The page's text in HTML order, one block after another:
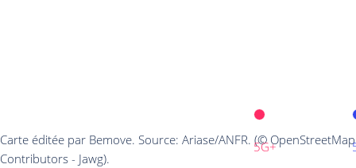
5G+
Carte éditée par Bemove. Source: Ariase/ANFR. (© OpenStreetMap
Contributors - Jawg).